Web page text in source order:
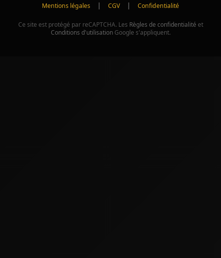
Mentions légales | CGV | Confidentialité
Ce site est protégé par reCAPTCHA. Les Règles de confidentialité et
Conditions d'utilisationGoogle s'appliquent.